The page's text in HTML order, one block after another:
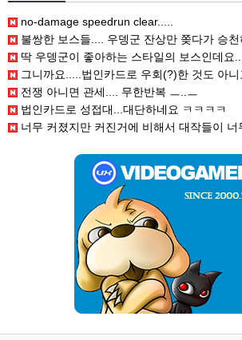
no-damage speedrun clear.....
불쌍한 보스들.... 우뎅군 잔상만 쫒다가 승천하
딱 우뎅군이 좋아하는 스타일의 보스인데요
그니까요.....법인카드로 우회(?)한 것도 아니고,
전쟁 아니면 관세.... 무한반복 ㅡ..ㅡ
법인카드로 성접대...대단하네요 ㅋㅋㅋㅋ
너무 커졌지만 커진거에 비해서 대작들이 너